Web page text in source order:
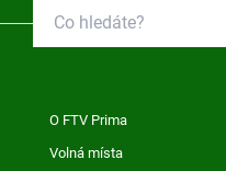
O FTV Prima
Volná místa